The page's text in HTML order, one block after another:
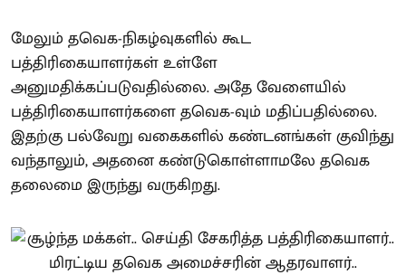
மேலும் தவெக-நிகழ்வுகளில் கூட
பத்திரிகையாளர்கள் உள்ளே
அனுமதிக்கப்படுவதில்லை. அதே வேளையில்
பத்திரிகையாளர்களை தவெக-வும் மதிப்பதில்லை.
இதற்கு பல்வேறு வகைகளில் கண்டனங்கள் குவிந்து
வந்தாலும், அதனை கண்டுகொள்ளாமலே தவெக
தலைமை இருந்து வருகிறது.